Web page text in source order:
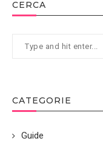
CERCA
CATEGORIE
Guide